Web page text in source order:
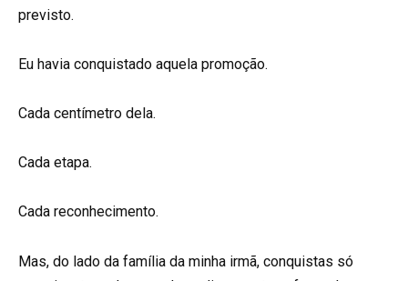
previsto.
Eu havia conquistado aquela promoção.
Cada centímetro dela.
Cada etapa.
Cada reconhecimento.
Mas, do lado da família da minha irmã, conquistas só